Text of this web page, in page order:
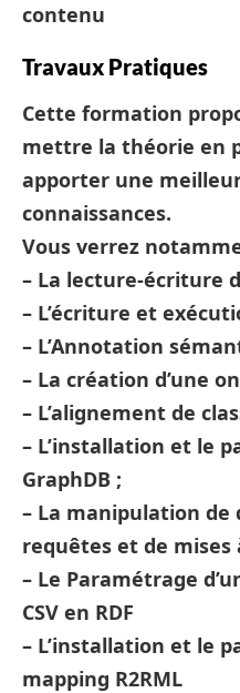
contenu
Travaux Pratiques
Cette formation
mettre la théorie en
apporter une
connaissances.
Vous verrez
– La lecture-écriture
– L’écriture et
– L’Annotation
– La création d’une
– L’alignement de
– L’installation et le
GraphDB ;
– La manipulation de
requêtes et de mises
– Le Paramétrage
CSV en RDF
– L’installation et le
mapping R2RML